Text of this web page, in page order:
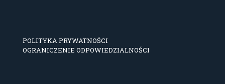
POLITYKA PRYWATNOŚCI
OGRANICZENIE ODPOWIEDZIALNOŚCI